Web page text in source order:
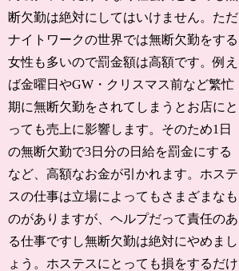
断欠勤は絶対にしてはいけません。ただ
ナイトワークの世界では無断欠勤をする
女性も多いので罰金額は高額です。例え
ば金曜日やGW・クリスマス前など繁忙
期に無断欠勤をされてしまうとお店にと
っても売上に影響します。そのため1日
の無断欠勤で3日分の日給を罰金にする
など、高額なお金が引かれます。ホステ
スの仕事は立場によってもさまざまなも
のがありますが、ヘルプだって責任のあ
る仕事ですし無断欠勤は絶対にやめまし
ょう。ホステスにとっても損をするだけ